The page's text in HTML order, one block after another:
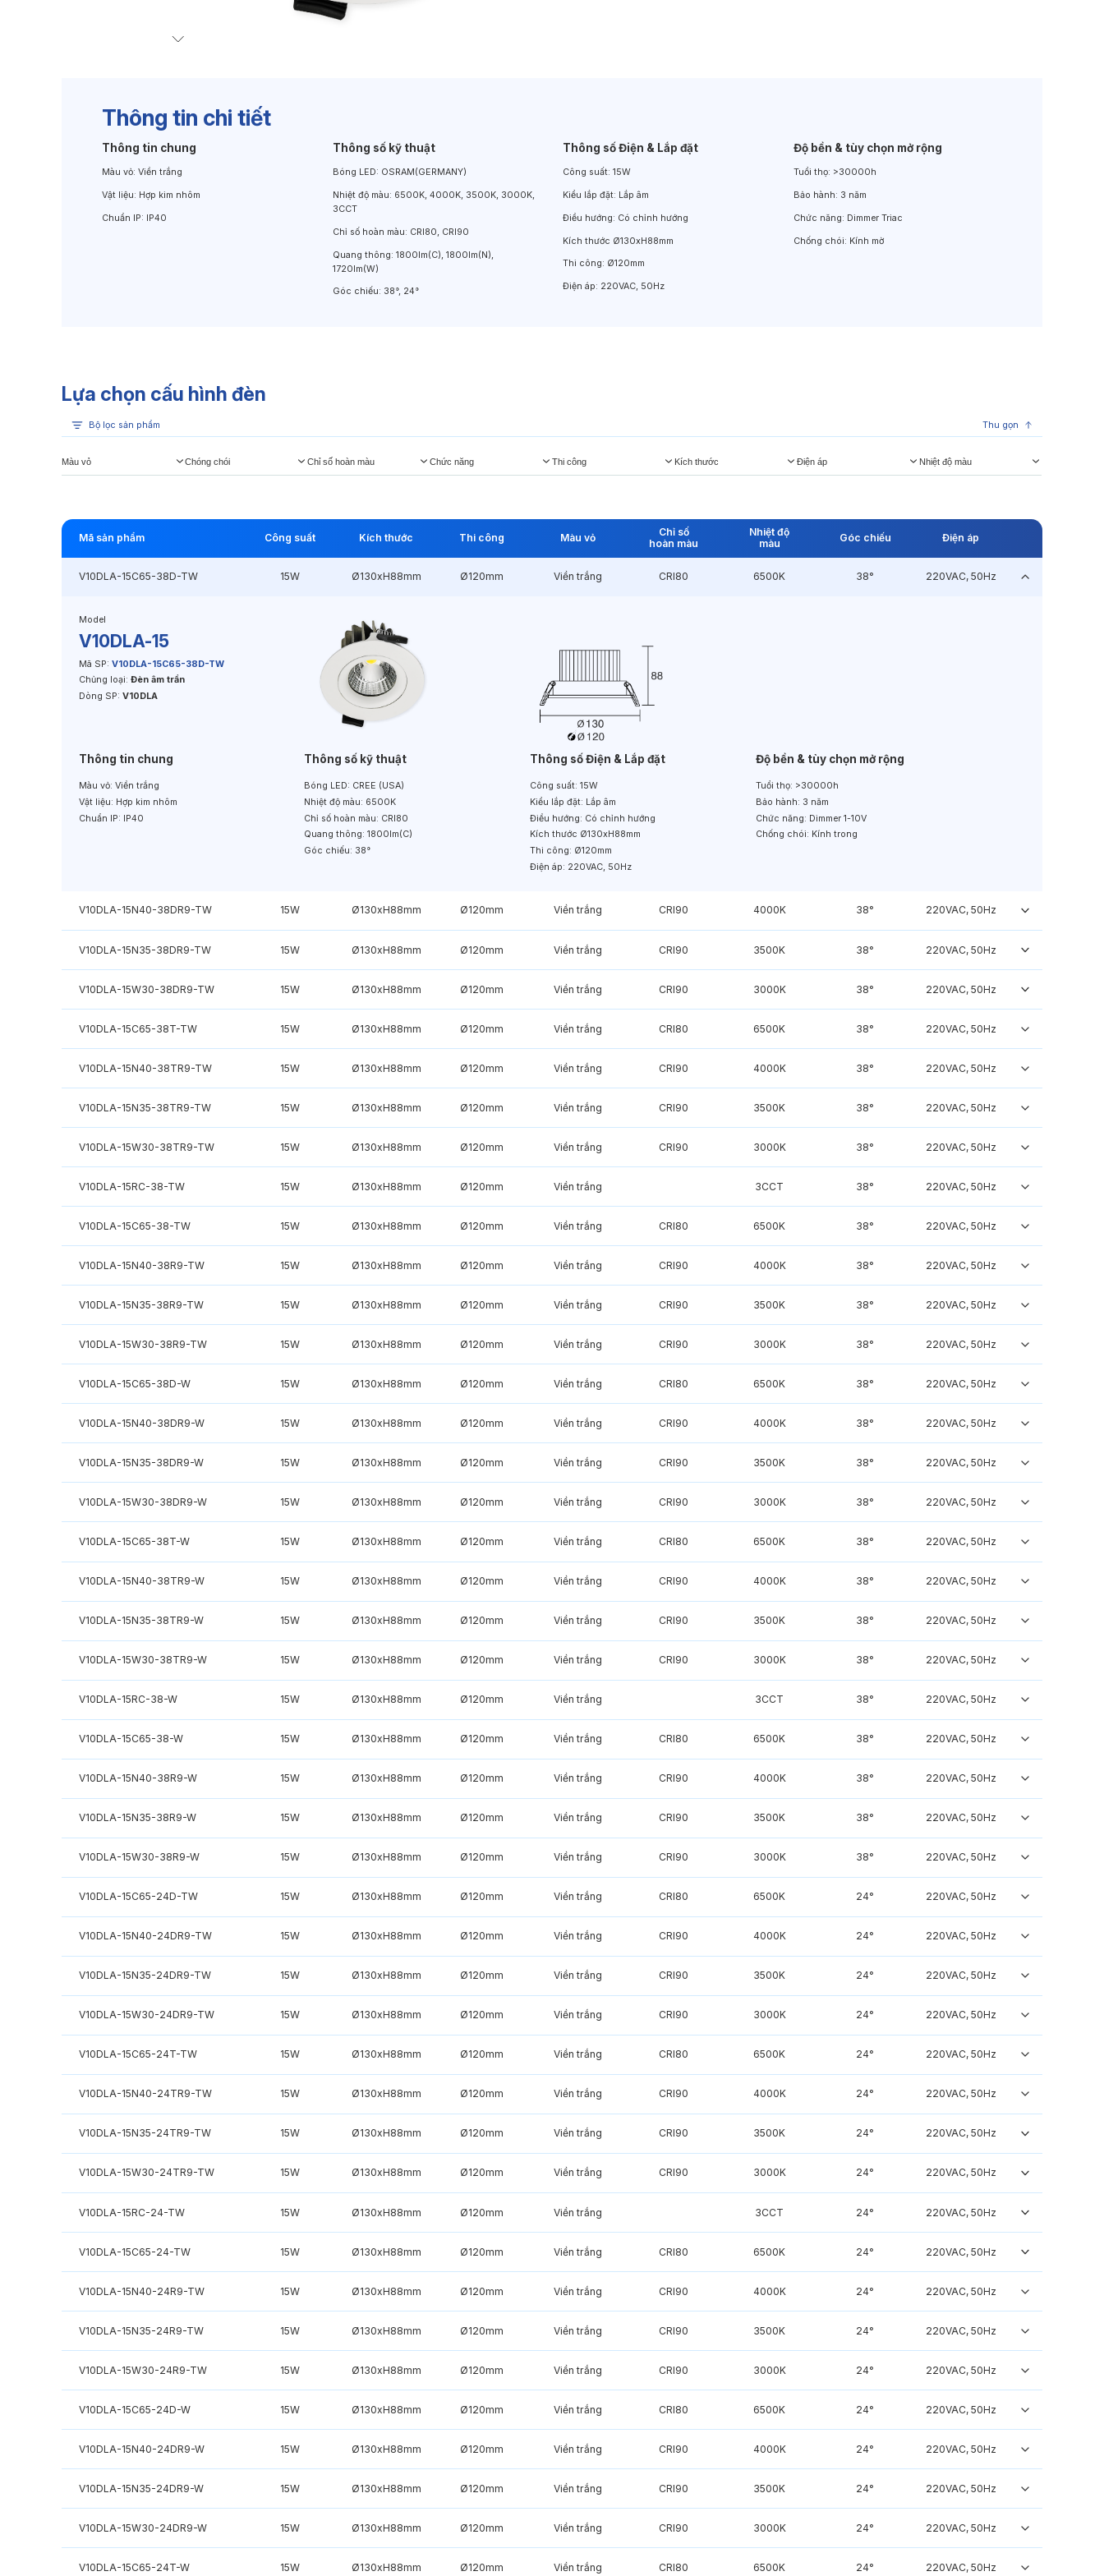
Thông tin chi tiết
Thông tin chung
Màu vỏ: Viền trắng
Vật liệu: Hợp kim nhôm
Chuẩn IP: IP40
Thông số kỹ thuật
Bóng LED: OSRAM(GERMANY)
Nhiệt độ màu: 6500K, 4000K, 3500K, 3000K,
3CCT
Chỉ số hoàn màu: CRI80, CRI90
Quang thông: 1800lm(C), 1800lm(N),
1720lm(W)
Góc chiếu: 38°, 24°
Thông số Điện & Lắp đặt
Công suất:15W
Kiểu lắp đặt: Lắp âm
Điều hướng: Có chỉnh hướng
Kích thước Ø130xH88mm
Thi công: Ø120mm
Điện áp: 220VAC, 50Hz
Độ bền & tùy chọn mở rộng
Tuổi thọ: >30000h
Bảo hành: 3 năm
Chức năng: Dimmer Triac
Chống chói: Kính mờ
Lựa chọn cấu hình đèn
Bộ lọc sản phẩm Thu gọn
Màu vỏ Chóng chói Chỉ số hoàn màu Chức năng Thi công Kích thước Điện áp Nhiệt độ màu
Mã sản phẩm Công suất Kích thước Thi công Màu vỏ
Chỉ số
hoàn màu
Nhiệt độ
màu
Góc chiếu Điện áp
V10DLA-15C65-38D-TW 15W Ø130xH88mm Ø120mm Viền trắng CRI80 6500K 38° 220VAC, 50Hz
Model
V10DLA-15
Mã SP: V10DLA-15C65-38D-TW
Chủng loại: Đèn âm trần
Dòng SP: V10DLA
Thông tin chung
Màu vỏ: Viền trắng
Vật liệu: Hợp kim nhôm
Chuẩn IP: IP40
Thông số kỹ thuật
Bóng LED: CREE (USA)
Nhiệt độ màu: 6500K
Chỉ số hoàn màu: CRI80
Quang thông: 1800lm(C)
Góc chiếu: 38°
Thông số Điện & Lắp đặt
Công suất: 15W
Kiểu lắp đặt: Lắp âm
Điều hướng: Có chỉnh hướng
Kích thước Ø130xH88mm
Thi công: Ø120mm
Điện áp: 220VAC, 50Hz
Độ bền & tùy chọn mở rộng
Tuổi thọ: >30000h
Bảo hành: 3 năm
Chức năng: Dimmer 1-10V
Chống chói: Kính trong
V10DLA-15N40-38DR9-TW 15W Ø130xH88mm Ø120mm Viền trắng CRI90 4000K 38° 220VAC, 50Hz
V10DLA-15N35-38DR9-TW 15W Ø130xH88mm Ø120mm Viền trắng CRI90 3500K 38° 220VAC, 50Hz
V10DLA-15W30-38DR9-TW 15W Ø130xH88mm Ø120mm Viền trắng CRI90 3000K 38° 220VAC, 50Hz
V10DLA-15C65-38T-TW 15W Ø130xH88mm Ø120mm Viền trắng CRI80 6500K 38° 220VAC, 50Hz
V10DLA-15N40-38TR9-TW 15W Ø130xH88mm Ø120mm Viền trắng CRI90 4000K 38° 220VAC, 50Hz
V10DLA-15N35-38TR9-TW 15W Ø130xH88mm Ø120mm Viền trắng CRI90 3500K 38° 220VAC, 50Hz
V10DLA-15W30-38TR9-TW 15W Ø130xH88mm Ø120mm Viền trắng CRI90 3000K 38° 220VAC, 50Hz
V10DLA-15RC-38-TW 15W Ø130xH88mm Ø120mm Viền trắng 3CCT 38° 220VAC, 50Hz
V10DLA-15C65-38-TW 15W Ø130xH88mm Ø120mm Viền trắng CRI80 6500K 38° 220VAC, 50Hz
V10DLA-15N40-38R9-TW 15W Ø130xH88mm Ø120mm Viền trắng CRI90 4000K 38° 220VAC, 50Hz
V10DLA-15N35-38R9-TW 15W Ø130xH88mm Ø120mm Viền trắng CRI90 3500K 38° 220VAC, 50Hz
V10DLA-15W30-38R9-TW 15W Ø130xH88mm Ø120mm Viền trắng CRI90 3000K 38° 220VAC, 50Hz
V10DLA-15C65-38D-W 15W Ø130xH88mm Ø120mm Viền trắng CRI80 6500K 38° 220VAC, 50Hz
V10DLA-15N40-38DR9-W 15W Ø130xH88mm Ø120mm Viền trắng CRI90 4000K 38° 220VAC, 50Hz
V10DLA-15N35-38DR9-W 15W Ø130xH88mm Ø120mm Viền trắng CRI90 3500K 38° 220VAC, 50Hz
V10DLA-15W30-38DR9-W 15W Ø130xH88mm Ø120mm Viền trắng CRI90 3000K 38° 220VAC, 50Hz
V10DLA-15C65-38T-W 15W Ø130xH88mm Ø120mm Viền trắng CRI80 6500K 38° 220VAC, 50Hz
V10DLA-15N40-38TR9-W 15W Ø130xH88mm Ø120mm Viền trắng CRI90 4000K 38° 220VAC, 50Hz
V10DLA-15N35-38TR9-W 15W Ø130xH88mm Ø120mm Viền trắng CRI90 3500K 38° 220VAC, 50Hz
V10DLA-15W30-38TR9-W 15W Ø130xH88mm Ø120mm Viền trắng CRI90 3000K 38° 220VAC, 50Hz
V10DLA-15RC-38-W 15W Ø130xH88mm Ø120mm Viền trắng 3CCT 38° 220VAC, 50Hz
V10DLA-15C65-38-W 15W Ø130xH88mm Ø120mm Viền trắng CRI80 6500K 38° 220VAC, 50Hz
V10DLA-15N40-38R9-W 15W Ø130xH88mm Ø120mm Viền trắng CRI90 4000K 38° 220VAC, 50Hz
V10DLA-15N35-38R9-W 15W Ø130xH88mm Ø120mm Viền trắng CRI90 3500K 38° 220VAC, 50Hz
V10DLA-15W30-38R9-W 15W Ø130xH88mm Ø120mm Viền trắng CRI90 3000K 38° 220VAC, 50Hz
V10DLA-15C65-24D-TW 15W Ø130xH88mm Ø120mm Viền trắng CRI80 6500K 24° 220VAC, 50Hz
V10DLA-15N40-24DR9-TW 15W Ø130xH88mm Ø120mm Viền trắng CRI90 4000K 24° 220VAC, 50Hz
V10DLA-15N35-24DR9-TW 15W Ø130xH88mm Ø120mm Viền trắng CRI90 3500K 24° 220VAC, 50Hz
V10DLA-15W30-24DR9-TW 15W Ø130xH88mm Ø120mm Viền trắng CRI90 3000K 24° 220VAC, 50Hz
V10DLA-15C65-24T-TW 15W Ø130xH88mm Ø120mm Viền trắng CRI80 6500K 24° 220VAC, 50Hz
V10DLA-15N40-24TR9-TW 15W Ø130xH88mm Ø120mm Viền trắng CRI90 4000K 24° 220VAC, 50Hz
V10DLA-15N35-24TR9-TW 15W Ø130xH88mm Ø120mm Viền trắng CRI90 3500K 24° 220VAC, 50Hz
V10DLA-15W30-24TR9-TW 15W Ø130xH88mm Ø120mm Viền trắng CRI90 3000K 24° 220VAC, 50Hz
V10DLA-15RC-24-TW 15W Ø130xH88mm Ø120mm Viền trắng 3CCT 24° 220VAC, 50Hz
V10DLA-15C65-24-TW 15W Ø130xH88mm Ø120mm Viền trắng CRI80 6500K 24° 220VAC, 50Hz
V10DLA-15N40-24R9-TW 15W Ø130xH88mm Ø120mm Viền trắng CRI90 4000K 24° 220VAC, 50Hz
V10DLA-15N35-24R9-TW 15W Ø130xH88mm Ø120mm Viền trắng CRI90 3500K 24° 220VAC, 50Hz
V10DLA-15W30-24R9-TW 15W Ø130xH88mm Ø120mm Viền trắng CRI90 3000K 24° 220VAC, 50Hz
V10DLA-15C65-24D-W 15W Ø130xH88mm Ø120mm Viền trắng CRI80 6500K 24° 220VAC, 50Hz
V10DLA-15N40-24DR9-W 15W Ø130xH88mm Ø120mm Viền trắng CRI90 4000K 24° 220VAC, 50Hz
V10DLA-15N35-24DR9-W 15W Ø130xH88mm Ø120mm Viền trắng CRI90 3500K 24° 220VAC, 50Hz
V10DLA-15W30-24DR9-W 15W Ø130xH88mm Ø120mm Viền trắng CRI90 3000K 24° 220VAC, 50Hz
V10DLA-15C65-24T-W 15W Ø130xH88mm Ø120mm Viền trắng CRI80 6500K 24° 220VAC, 50Hz